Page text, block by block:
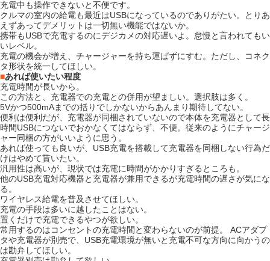
充電中も操作できないと不便です。
クルマの室内の給電も最近はUSBになっているのでありがたい。とりあ
えずあってデメリットは一切無い機能ではないか。
携帯もUSBで充電するのにデジカメの対応遅いよ。怠慢と言われてもい
いレベル。
充電の機会が増え、チャージャーを持ち運ばずにすむ。ただし、コネク
タ形状を統一してほしい。
■あれば使いたい程度
充電時間が長いから。
この方法と、充電器での充電との併用が望ましい。選択肢は多く。
5Vかつ500mAまでの括りでしかないからあんまり期待してない。
便利は便利だが、充電器が同梱されていないので本体を充電器として長
時間USBにつないでおかなくてはならず、不便。従来のようにチャージ
ャー同梱の方がいいように思う。
あれば使っても良いが、USB充電を搭載して充電器を同梱しない行為だ
けはやめて貰いたい。
汎用性は高いが、現状では充電に時間がかかりすぎるところも。
他のUSB充電対応機器と充電器が兼用できるが充電時間の遅さが気にな
る。
ワイヤレス給電を普及させてほしい。
充電の手段は多いに越したことはない。
置くだけで充電できるやつが欲しい。
常用するのはコンセントの充電時間と変わらないのが前提。 ACアダプ
タや充電器が別売で、USB充電環境が無いと充電不可な方向に向かうの
は勘弁してほしい。